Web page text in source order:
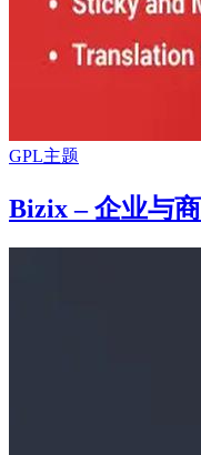
GPL主题
Bizix – 企业与